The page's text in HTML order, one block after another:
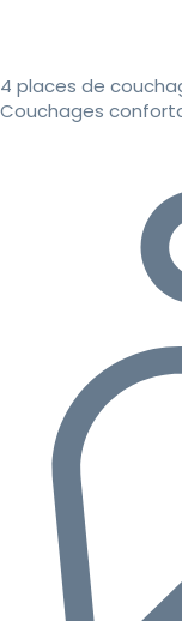
4 places de
Couchages